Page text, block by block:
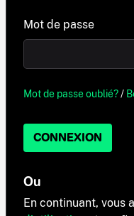
Mot de passe
Mot de passe oublié?/
CONNEXION
Ou
En continuant, vous